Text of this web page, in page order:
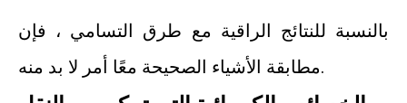
بالنسبة للنتائج الراقية مع طرق التسامي ، فإن
مطابقة الأشياء الصحيحة معًا أمر لا بد منه.